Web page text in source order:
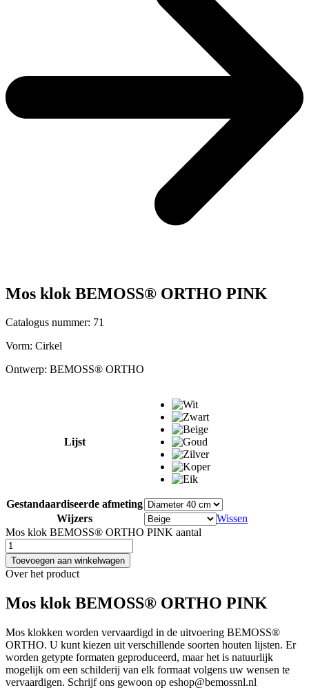
Mos klok BEMOSS® ORTHO PINK
Catalogus nummer: 71
Vorm: Cirkel
Ontwerp: BEMOSS® ORTHO
Lijst
Gestandaardiseerde afmeting
Wijzers
Wissen
Mos klok BEMOSS® ORTHO PINK aantal
Toevoegen aan winkelwagen
Over het product
Mos klok BEMOSS® ORTHO PINK
Mos klokken worden vervaardigd in de uitvoering BEMOSS®
ORTHO. U kunt kiezen uit verschillende soorten houten lijsten. Er
worden getypte formaten geproduceerd, maar het is natuurlijk
mogelijk om een schilderij van elk formaat volgens uw wensen te
vervaardigen. Schrijf ons gewoon op eshop@bemossnl.nl